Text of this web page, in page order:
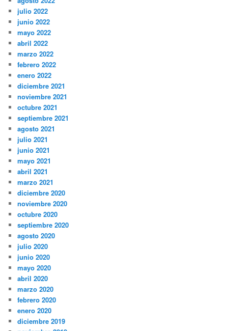
julio 2022
junio 2022
mayo 2022
abril 2022
marzo 2022
febrero 2022
enero 2022
diciembre 2021
noviembre 2021
octubre 2021
septiembre 2021
agosto 2021
julio 2021
junio 2021
mayo 2021
abril 2021
marzo 2021
diciembre 2020
noviembre 2020
octubre 2020
septiembre 2020
agosto 2020
julio 2020
junio 2020
mayo 2020
abril 2020
marzo 2020
febrero 2020
enero 2020
diciembre 2019